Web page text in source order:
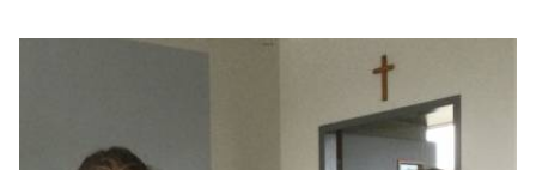
PRESSEFOTOS
MEIN WAHLKREIS